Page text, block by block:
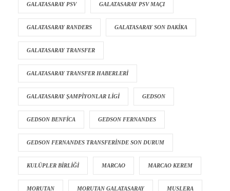
GALATASARAY PSV GALATASARAY PSV MAÇI
GALATASARAY RANDERS GALATASARAY SON DAKIKA
GALATASARAY TRANSFER
GALATASARAY TRANSFER HABERLERI
GALATASARAY ŞAMPIYONLAR LIGI GEDSON
GEDSON BENFICA GEDSON FERNANDES
GEDSON FERNANDES TRANSFERINDE SON DURUM
KULÜPLER BIRLIĞI MARCAO MARCAO KEREM
MORUTAN MORUTAN GALATASARAY MUSLERA